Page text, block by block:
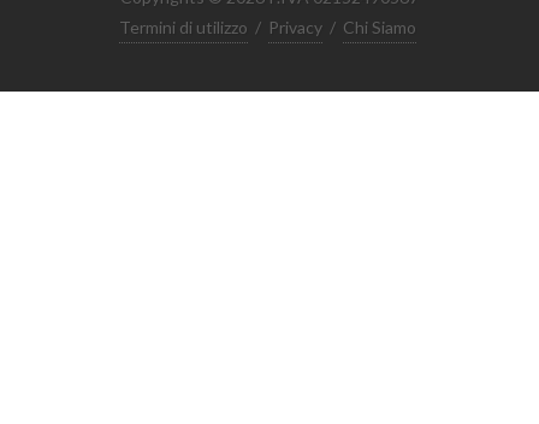
Termini di utilizzo / Privacy / Chi Siamo